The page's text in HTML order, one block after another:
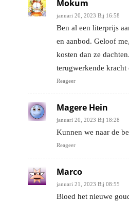
Mokum
januari 20, 2023 Bij 16:58
Ben al een literprijs
en aanbod. Geloof
kosten dan ze
terugwerkende kracht
Reageer
Magere Hein
januari 20, 2023 Bij 18:28
Kunnen we naar de
Reageer
Marco
januari 21, 2023 Bij 08:55
Bloed het nieuwe